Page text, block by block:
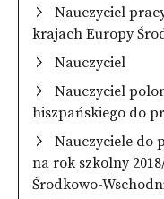
Nauczyciel
krajach Europy
Nauczyciel
Nauczyciel
hiszpańskiego do
Nauczyciele do
na rok szkolny
Środkowo-